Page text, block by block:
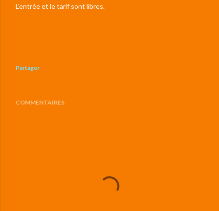
L'entrée et le tarif sont libres.
Partager
COMMENTAIRES